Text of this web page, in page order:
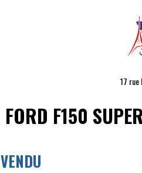
17 rue
FORD F150
VENDU